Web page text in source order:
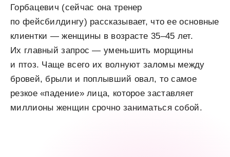
Горбацевич (сейчас она тренер
по фейсбилдингу) рассказывает, что ее основные
клиентки — женщины в возрасте 35–45 лет.
Их главный запрос — уменьшить морщины
и птоз. Чаще всего их волнуют заломы между
бровей, брыли и поплывший овал, то самое
резкое «падение» лица, которое заставляет
миллионы женщин срочно заниматься собой.